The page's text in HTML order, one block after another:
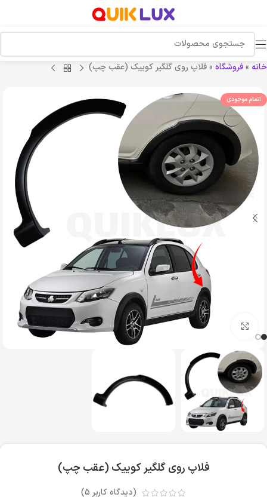
خانه »فروشگاه »فلاپ روی گلگیر کوییک (عقب چپ)
اتمام موجودی
بزرگنمایی تصویر
فلاپ روی گلگیر کوییک (عقب چپ)
(دیدگاه کاربر 5
)